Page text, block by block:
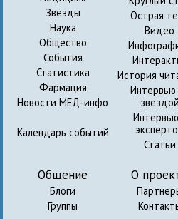
Звезды
Наука
Общество
События
Статистика
Фармация
Новости МЕД-инфо
Календарь событий
Острая
Видео
История
Интервью
звездой
Статьи
Общение
Блоги
Группы
О